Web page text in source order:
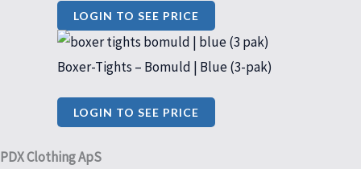
LOGIN TO SEE PRICE
Boxer-Tights – Bomuld | Blue (3-pak)
LOGIN TO SEE PRICE
PDX Clothing ApS